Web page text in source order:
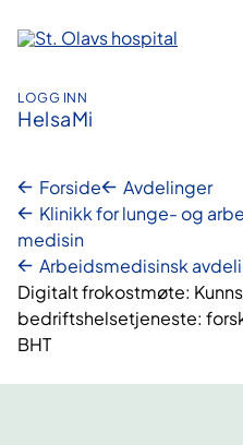
innhold
LOGG INN
HelsaMi
Forside
Avdelinger
Klinikk for lunge- og
medisin
Arbeidsmedisinsk
Digitalt frokostmøte:
bedriftshelsetjeneste:
BHT